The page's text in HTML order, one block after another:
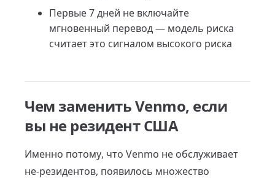
Первые 7 дней не включайте
мгновенный перевод — модель риска
считает это сигналом высокого риска
Чем заменить Venmo, если
вы не резидент США
Именно потому, что Venmo не обслуживает
не-резидентов, появилось множество